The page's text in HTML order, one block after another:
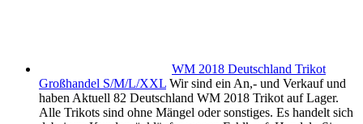
WM 2018 Deutschland Trikot
Großhandel S/M/L/XXL Wir sind ein An,- und Verkauf und
haben Aktuell 82 Deutschland WM 2018 Trikot auf Lager.
Alle Trikots sind ohne Mängel oder sonstiges. Es handelt sich